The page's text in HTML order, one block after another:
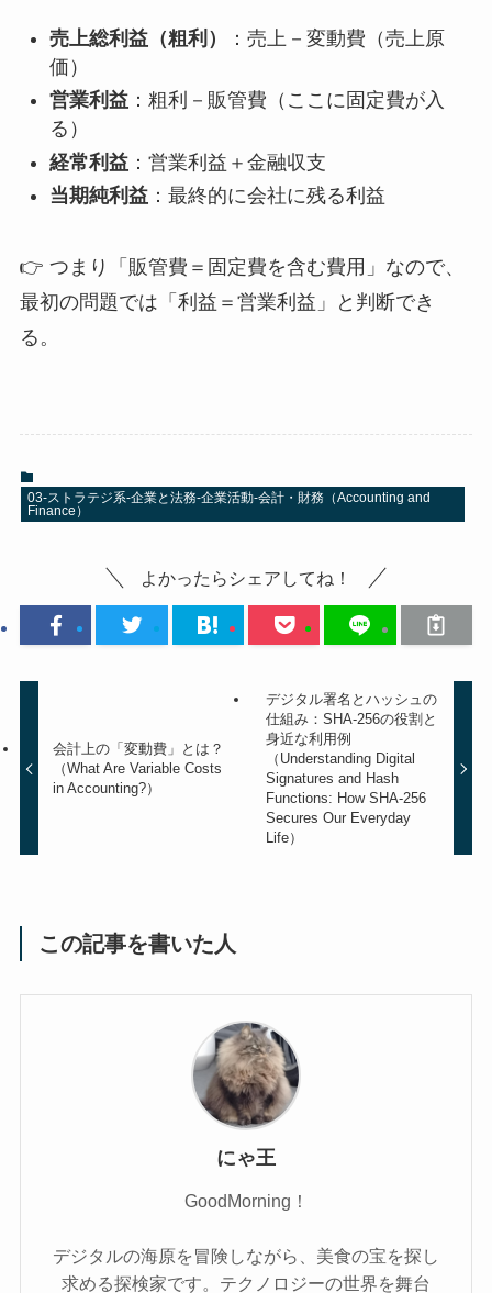
売上総利益（粗利）
：売上－変動費（売上原
価）
営業利益：粗利－販管費（ここに固定費が入
る）
経常利益：営業利益＋金融収支
当期純利益：最終的に会社に残る利益
👉 つまり「販管費＝固定費を含む費用」なので、
最初の問題では「利益＝営業利益」と判断でき
る。
03-ストラテジ系-企業と法務-企業活動-会計・財務（Accounting and
Finance）
よかったらシェアしてね！
会計上の「変動費」とは？
（What Are Variable Costs
in Accounting?）
デジタル署名とハッシュの
仕組み：SHA-256の役割と
身近な利用例
（Understanding Digital
Signatures and Hash
Functions: How SHA-256
Secures Our Everyday
Life）
この記事を書いた人
にゃ王
GoodMorning！
デジタルの海原を冒険しながら、美食の宝を探し
求める探検家です。テクノロジーの世界を舞台